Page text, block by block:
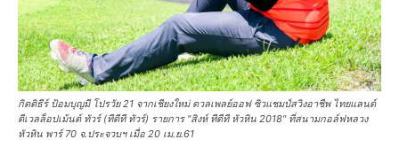
กิตติธีร์ ป้อมบุญมี โปรวัย 21 จากเชียงใหม่ ดวลเพลย์ออฟ ซิวแชมป์สวิงอาชีพ ไทยแลนด์
ดีเวลล็อปเม้นต์ ทัวร์ (ทีดีที ทัวร์) รายการ "สิงห์ ทีดีที หัวหิน 2018" ที่สนามกอล์ฟหลวง
หัวหิน พาร์ 70 จ.ประจวบฯ เมื่อ 20 เม.ย.61